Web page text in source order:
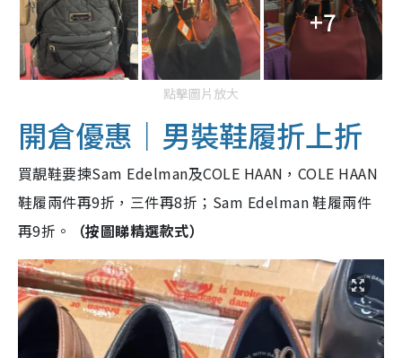
+7
點擊圖片放大
開倉優惠｜男裝鞋履折上折
買靚鞋要揀Sam Edelman及COLE HAAN，COLE HAAN
鞋履兩件再9折，三件再8折；Sam Edelman 鞋履兩件
再9折。
（按圖睇精選款式）